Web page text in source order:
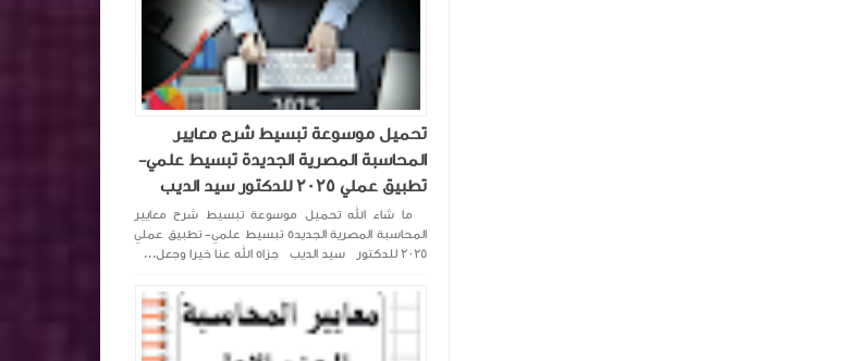
تحميل موسوعة تبسيط شرح معايير
المحاسبة المصرية الجديدة تبسيط علمي-
تطبيق عملي ٢٠٢٥ للدكتور سيد الديب
ما شاء الله تحميل موسوعة تبسيط شرح معايير
المحاسبة المصرية الجديدة تبسيط علمي- تطبيق عملي
٢٠٢٥ للدكتور سيد الديب جزاه الله عنا خيرا وجعل...